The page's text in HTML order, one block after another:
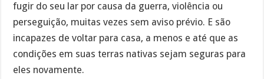
fugir do seu lar por causa da guerra, violência ou
perseguição, muitas vezes sem aviso prévio. E são
incapazes de voltar para casa, a menos e até que as
condições em suas terras nativas sejam seguras para
eles novamente.